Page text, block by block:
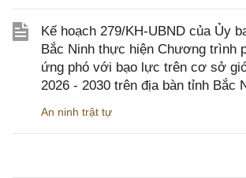
Kế hoạch 279/KH-UBND của Ủy
Bắc Ninh thực hiện Chương trình
ứng phó với bạo lực trên cơ sở
2026 - 2030 trên địa bàn tỉnh Bắc
An ninh trật tự